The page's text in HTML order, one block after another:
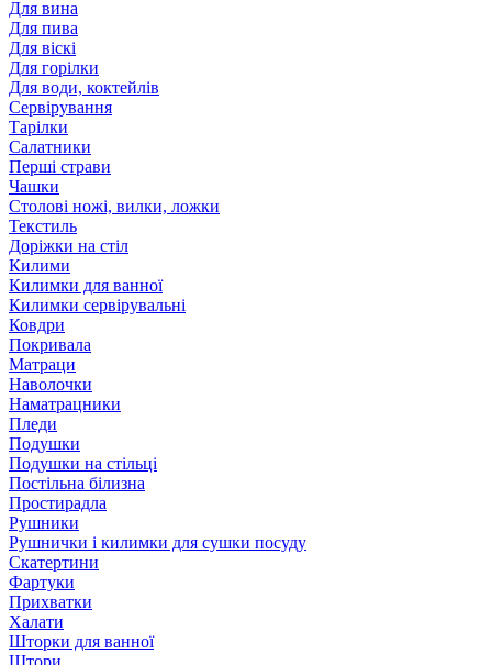
Для вина
Для пива
Для віскі
Для горілки
Для води, коктейлів
Сервірування
Тарілки
Салатники
Перші страви
Чашки
Столові ножі, вилки, ложки
Текстиль
Доріжки на стіл
Килими
Килимки для ванної
Килимки сервірувальні
Ковдри
Покривала
Матраци
Наволочки
Наматрацники
Пледи
Подушки
Подушки на стільці
Постільна білизна
Простирадла
Рушники
Рушнички і килимки для сушки посуду
Скатертини
Фартуки
Прихватки
Халати
Шторки для ванної
Штори